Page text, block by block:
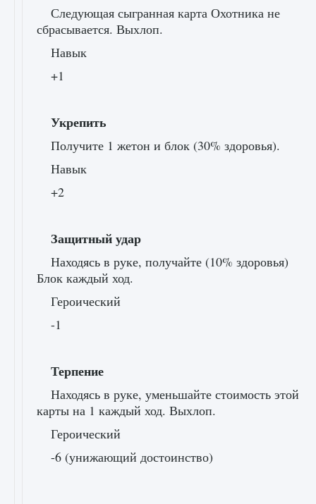
Следующая сыгранная карта Охотника не
сбрасывается. Выхлоп.
Навык
+1
Укрепить
Получите 1 жетон и блок (30% здоровья).
Навык
+2
Защитный удар
Находясь в руке, получайте (10% здоровья)
Блок каждый ход.
Героический
-1
Терпение
Находясь в руке, уменьшайте стоимость этой
карты на 1 каждый ход. Выхлоп.
Героический
-6 (унижающий достоинство)